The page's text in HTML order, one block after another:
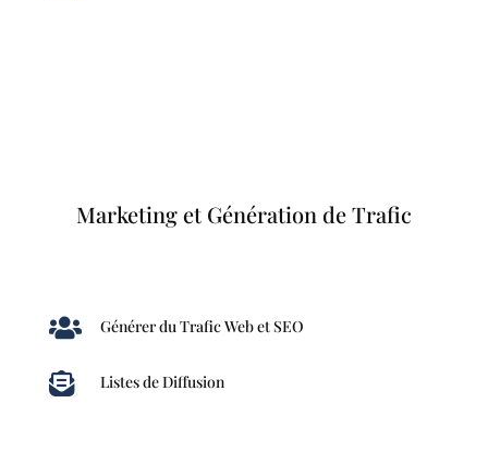
Marketing et Génération de Trafic
 Générer du Trafic Web et SEO
 Listes de Diffusion